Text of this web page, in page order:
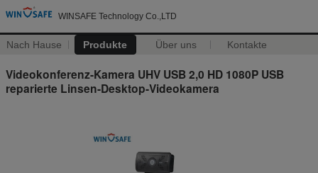
WINSAFE Technology Co.,LTD
Nach Hause Produkte Über uns Kontakte
Videokonferenz-Kamera UHV USB 2,0 HD 1080P USB
reparierte Linsen-Desktop-Videokamera